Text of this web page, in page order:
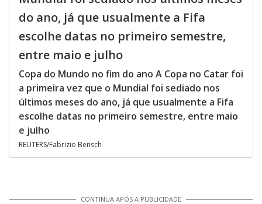
do ano, já que usualmente a Fifa
escolhe datas no primeiro semestre,
entre maio e julho
Copa do Mundo no fim do ano A Copa no Catar foi
a primeira vez que o Mundial foi sediado nos
últimos meses do ano, já que usualmente a Fifa
escolhe datas no primeiro semestre, entre maio
e julho
REUTERS/Fabrizio Bensch
CONTINUA APÓS A PUBLICIDADE